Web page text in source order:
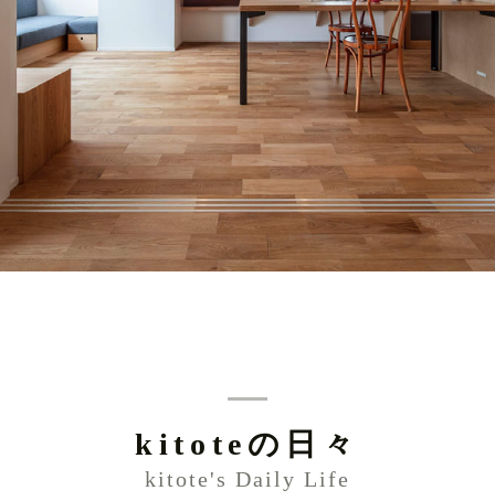
kitoteの日々
kitote's Daily Life